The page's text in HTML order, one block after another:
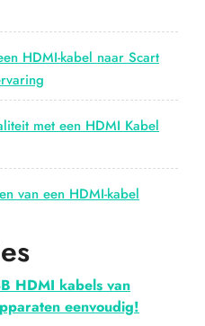
HDMI-kabel naar Scart
met een HDMI Kabel
van een HDMI-kabel
HDMI kabels van
eenvoudig!